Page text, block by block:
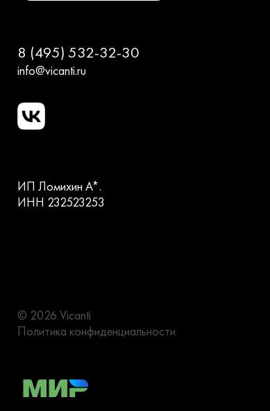
8 (495) 532-32-30
info@vicanti.ru
ИП Ломихин А*.
ИНН 232523253
© 2026 Vicanti
Политика конфиденциальности